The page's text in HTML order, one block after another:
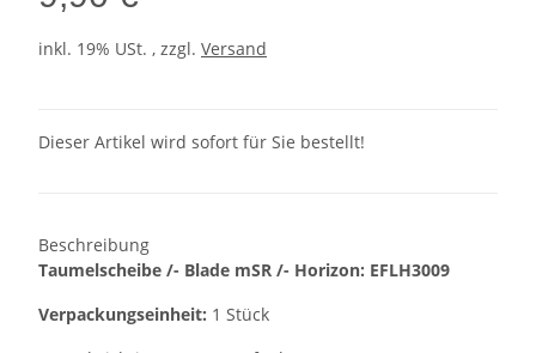
inkl. 19% USt. , zzgl. Versand
Dieser Artikel wird sofort für Sie bestellt!
Beschreibung
Taumelscheibe /- Blade mSR /- Horizon: EFLH3009
Verpackungseinheit: 1 Stück